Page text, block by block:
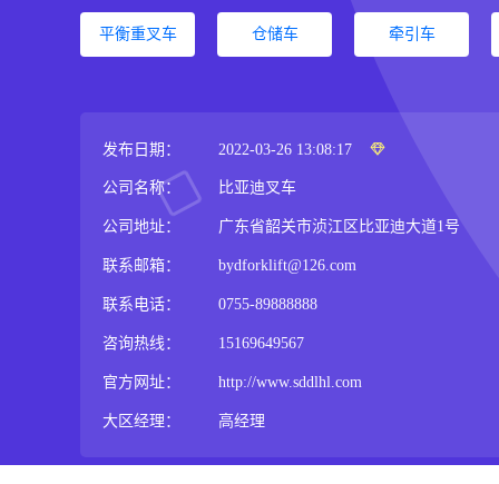
平衡重叉车 仓储车 牵引车
发布日期： 2022-03-26 13:08:17
公司名称： 比亚迪叉车
公司地址： 广东省韶关市浈江区比亚迪大道1号
联系邮箱： bydforklift@126.com
联系电话： 0755-89888888
咨询热线： 15169649567
官方网址： http://www.sddlhl.com
大区经理： 高经理